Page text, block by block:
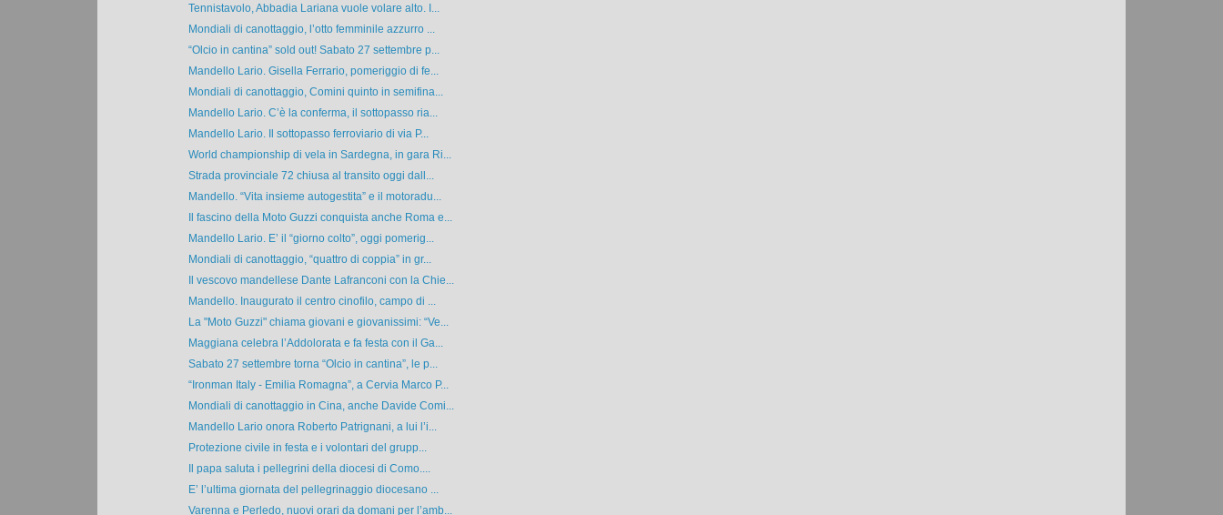
Tennistavolo, Abbadia Lariana vuole volare alto. I...
Mondiali di canottaggio, l’otto femminile azzurro ...
“Olcio in cantina” sold out! Sabato 27 settembre p...
Mandello Lario. Gisella Ferrario, pomeriggio di fe...
Mondiali di canottaggio, Comini quinto in semifina...
Mandello Lario. C’è la conferma, il sottopasso ria...
Mandello Lario. Il sottopasso ferroviario di via P...
World championship di vela in Sardegna, in gara Ri...
Strada provinciale 72 chiusa al transito oggi dall...
Mandello. “Vita insieme autogestita” e il motoradu...
Il fascino della Moto Guzzi conquista anche Roma e...
Mandello Lario. E’ il “giorno colto”, oggi pomerig...
Mondiali di canottaggio, “quattro di coppia” in gr...
Il vescovo mandellese Dante Lafranconi con la Chie...
Mandello. Inaugurato il centro cinofilo, campo di ...
La "Moto Guzzi" chiama giovani e giovanissimi: “Ve...
Maggiana celebra l’Addolorata e fa festa con il Ga...
Sabato 27 settembre torna “Olcio in cantina”, le p...
“Ironman Italy - Emilia Romagna”, a Cervia Marco P...
Mondiali di canottaggio in Cina, anche Davide Comi...
Mandello Lario onora Roberto Patrignani, a lui l’i...
Protezione civile in festa e i volontari del grupp...
Il papa saluta i pellegrini della diocesi di Como....
E’ l’ultima giornata del pellegrinaggio diocesano ...
Varenna e Perledo, nuovi orari da domani per l’amb...